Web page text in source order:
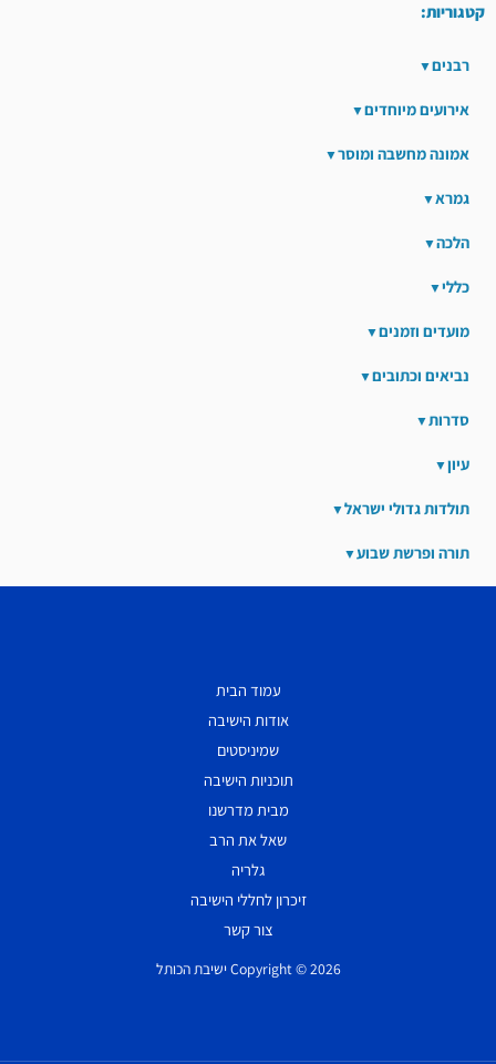
קטגוריות:
רבנים
אירועים מיוחדים
אמונה מחשבה ומוסר
גמרא
הלכה
כללי
מועדים וזמנים
נביאים וכתובים
סדרות
עיון
תולדות גדולי ישראל
תורה ופרשת שבוע
עמוד הבית
אודות הישיבה
שמיניסטים
תוכניות הישיבה
מבית מדרשנו
שאל את הרב
גלריה
זיכרון לחללי הישיבה
צור קשר
Copyright © 2026 ישיבת הכותל